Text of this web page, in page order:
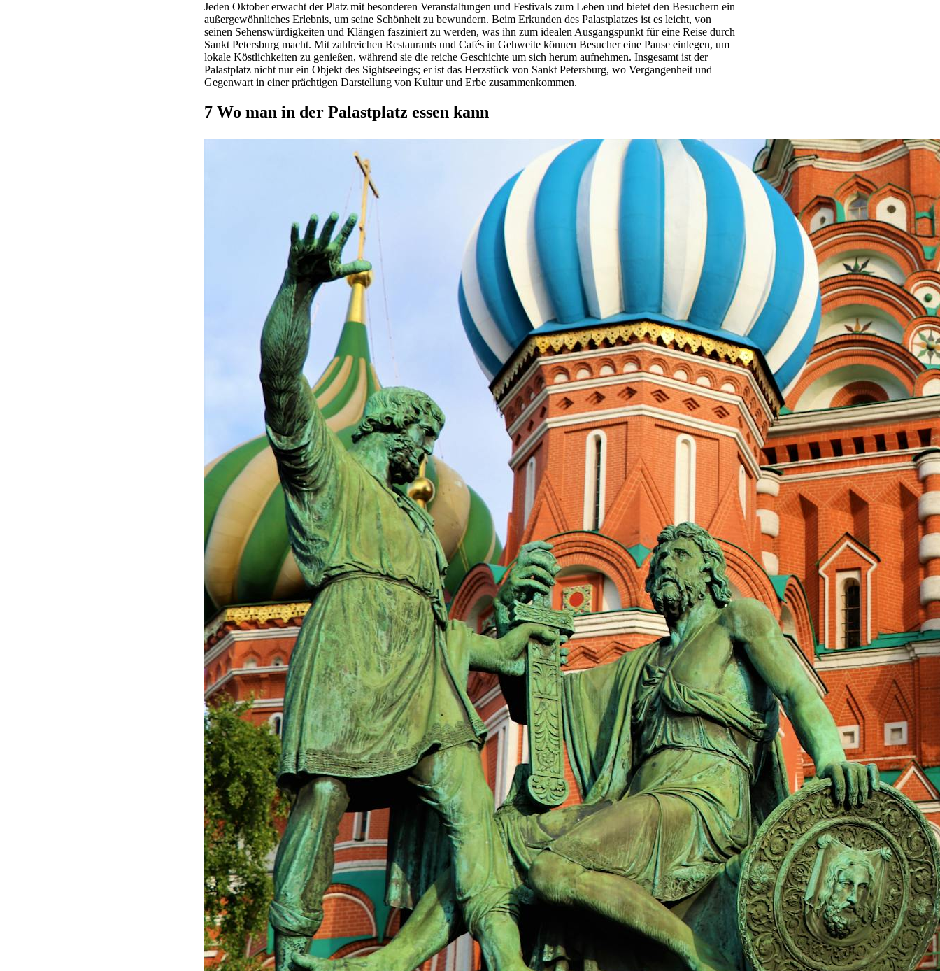
Jeden Oktober erwacht der Platz mit besonderen Veranstaltungen und Festivals zum Leben und bietet den Besuchern ein
außergewöhnliches Erlebnis, um seine Schönheit zu bewundern. Beim Erkunden des Palastplatzes ist es leicht, von
seinen Sehenswürdigkeiten und Klängen fasziniert zu werden, was ihn zum idealen Ausgangspunkt für eine Reise durch
Sankt Petersburg macht. Mit zahlreichen Restaurants und Cafés in Gehweite können Besucher eine Pause einlegen, um
lokale Köstlichkeiten zu genießen, während sie die reiche Geschichte um sich herum aufnehmen. Insgesamt ist der
Palastplatz nicht nur ein Objekt des Sightseeings; er ist das Herzstück von Sankt Petersburg, wo Vergangenheit und
Gegenwart in einer prächtigen Darstellung von Kultur und Erbe zusammenkommen.
7 Wo man in der Palastplatz essen kann